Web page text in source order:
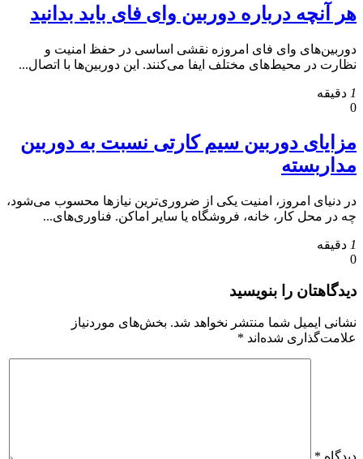
هر آنچه درباره دوربین وای فای باید بدانید
دوربین‌های وای فای امروزه نقشی اساسی در حفظ امنیت و
نظارت در محیط‌های مختلف ایفا می‌کنند. این دوربین‌ها با اتصال...
1 دقیقه
0
مزایای دوربین سیم کارتی نسبت به دوربین
مداربسته
در دنیای امروز، امنیت یکی از ضروری‌ترین نیازها محسوب می‌شود،
چه در محل کار، خانه، فروشگاه یا سایر اماکن. فناوری‌های...
1 دقیقه
0
دیدگاهتان را بنویسید
نشانی ایمیل شما منتشر نخواهد شد. بخش‌های موردنیاز
علامت‌گذاری شده‌اند *